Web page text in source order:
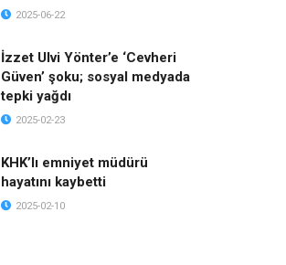
2025-06-22
İzzet Ulvi Yönter’e ‘Cevheri
Güven’ şoku; sosyal medyada
tepki yağdı
2025-02-23
KHK’lı emniyet müdürü
hayatını kaybetti
2025-02-10